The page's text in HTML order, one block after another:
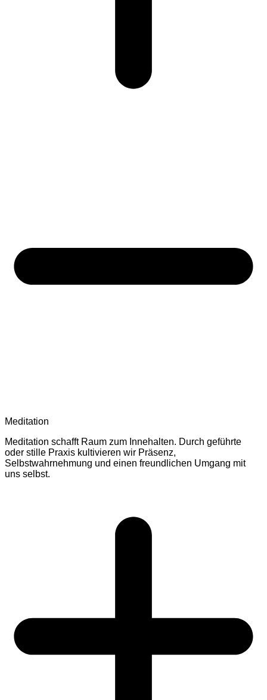
Meditation
Meditation schafft Raum zum Innehalten. Durch geführte
oder stille Praxis kultivieren wir Präsenz,
Selbstwahrnehmung und einen freundlichen Umgang mit
uns selbst.